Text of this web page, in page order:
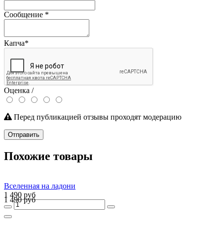
Сообщение *
Капча*
Оценка /
Перед публикацией отзывы проходят модерацию
Отправить
Похожие товары
Вселенная на ладони
1 490 руб
1 490 руб